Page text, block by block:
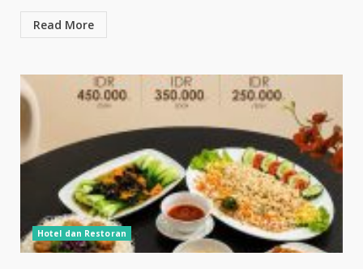
Read More
Hotel dan Restoran